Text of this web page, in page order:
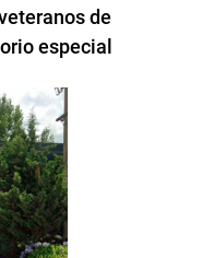
de
especial